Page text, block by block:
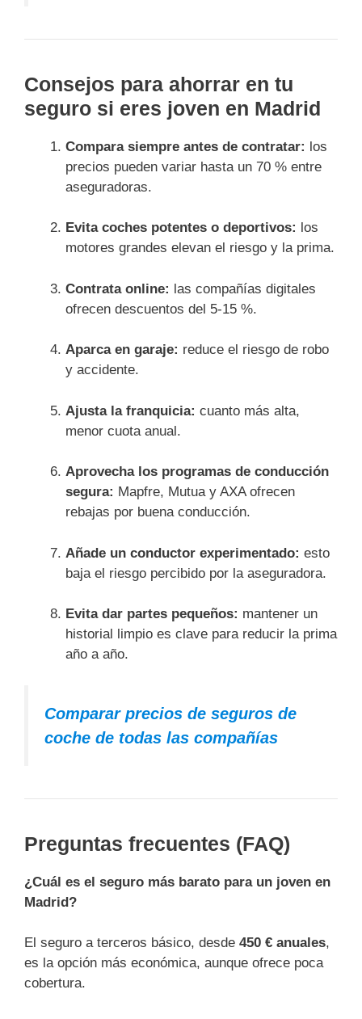
Consejos para ahorrar en tu
seguro si eres joven en Madrid
Compara siempre antes de contratar: los
precios pueden variar hasta un 70 % entre
aseguradoras.
Evita coches potentes o deportivos: los
motores grandes elevan el riesgo y la prima.
Contrata online: las compañías digitales
ofrecen descuentos del 5-15 %.
Aparca en garaje: reduce el riesgo de robo
y accidente.
Ajusta la franquicia: cuanto más alta,
menor cuota anual.
Aprovecha los programas de conducción
segura: Mapfre, Mutua y AXA ofrecen
rebajas por buena conducción.
Añade un conductor experimentado: esto
baja el riesgo percibido por la aseguradora.
Evita dar partes pequeños: mantener un
historial limpio es clave para reducir la prima
año a año.
Comparar precios de seguros de
coche de todas las compañías
Preguntas frecuentes (FAQ)
¿Cuál es el seguro más barato para un joven en
Madrid?
El seguro a terceros básico, desde 450 € anuales,
es la opción más económica, aunque ofrece poca
cobertura.